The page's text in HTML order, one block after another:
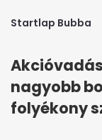
Startlap Bubba
nagyobb
folyékony